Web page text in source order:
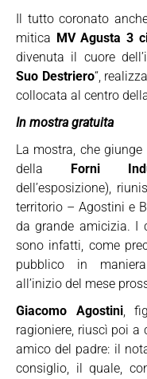
Il tutto coronato
mitica MV Agusta 3
divenuta il cuore
Suo Destriero“,
collocata al centro
In mostra gratuita
La mostra, che
della Forni
dell’esposizione),
territorio – Agostini e
da grande amicizia. I
sono infatti, come
pubblico in
all’inizio del mese
Giacomo Agostini,
ragioniere, riuscì poi a
amico del padre: il
consiglio, il quale,